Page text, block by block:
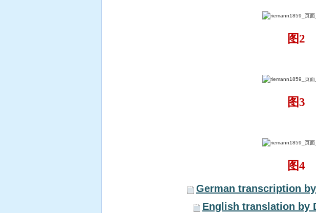
图2
图3
图4
German transcription
English translation by